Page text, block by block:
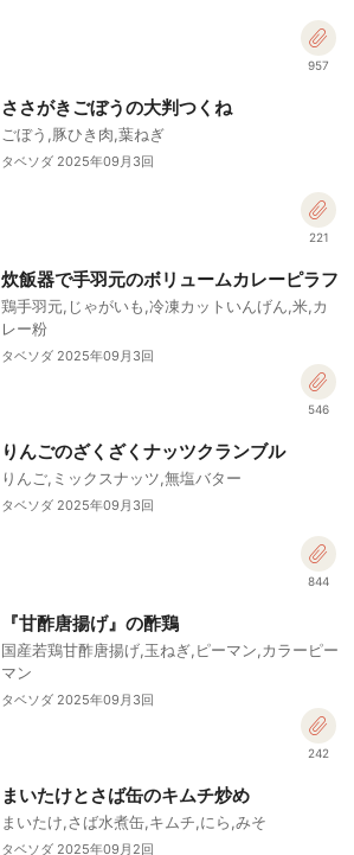
957
ささがきごぼうの大判つくね
ごぼう,豚ひき肉,葉ねぎ
タベソダ 2025年09月3回
221
炊飯器で手羽元のボリュームカレーピラフ
鶏手羽元,じゃがいも,冷凍カットいんげん,米,カ
レー粉
タベソダ 2025年09月3回
546
りんごのざくざくナッツクランブル
りんご,ミックスナッツ,無塩バター
タベソダ 2025年09月3回
844
『甘酢唐揚げ』の酢鶏
国産若鶏甘酢唐揚げ,玉ねぎ,ピーマン,カラーピー
マン
タベソダ 2025年09月3回
242
まいたけとさば缶のキムチ炒め
まいたけ,さば水煮缶,キムチ,にら,みそ
タベソダ 2025年09月2回